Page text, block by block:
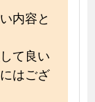
内容と
て良い
はござ